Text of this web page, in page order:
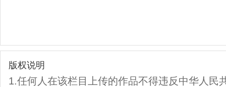
版权说明
1.任何人在该栏目上传的作品不得违反中华人民